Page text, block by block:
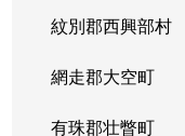
紋別郡西興部村
網走郡大空町
有珠郡壮瞥町